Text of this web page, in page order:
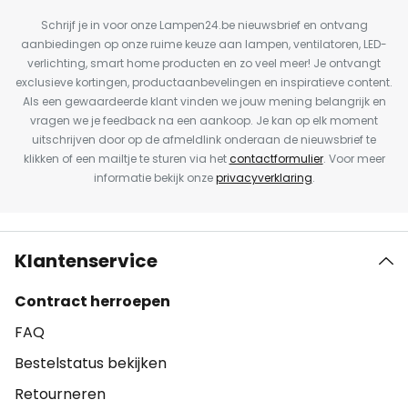
Schrijf je in voor onze Lampen24.be nieuwsbrief en ontvang
aanbiedingen op onze ruime keuze aan lampen, ventilatoren, LED-
verlichting, smart home producten en zo veel meer! Je ontvangt
exclusieve kortingen, productaanbevelingen en inspiratieve content.
Als een gewaardeerde klant vinden we jouw mening belangrijk en
vragen we je feedback na een aankoop. Je kan op elk moment
uitschrijven door op de afmeldlink onderaan de nieuwsbrief te
klikken of een mailtje te sturen via hetcontactformulier. Voor meer
informatie bekijk onzeprivacyverklaring.
Klantenservice
Contract herroepen
FAQ
Bestelstatus bekijken
Retourneren